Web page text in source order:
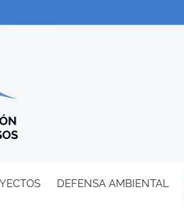
DEFENSA AMBIENTAL